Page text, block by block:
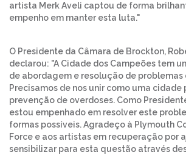
artista Merk Aveli captou de forma
empenho em manter esta luta."
O Presidente da Câmara de Brockton,
declarou: "A Cidade dos Campeões tem
de abordagem e resolução de problemas
Precisamos de nos unir como uma cidade
prevenção de overdoses. Como
estou empenhado em resolver este
formas possíveis. Agradeço à Plymouth
Force e aos artistas em recuperação por
sensibilizar para esta questão através